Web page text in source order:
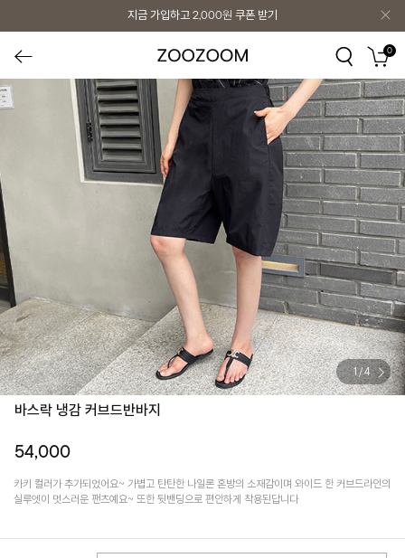
지금 가입하고 2,000원 쿠폰 받기
0
1 /4
바스락 냉감 커브드반바지
54,000
카키 컬러가 추가되었어요~ 가볍고 탄탄한 나일론 혼방의 소재감이며 와이드 한 커브드라인의
실루엣이 멋스러운 팬츠예요~ 또한 뒷밴딩으로 편안하게 착용된답니다